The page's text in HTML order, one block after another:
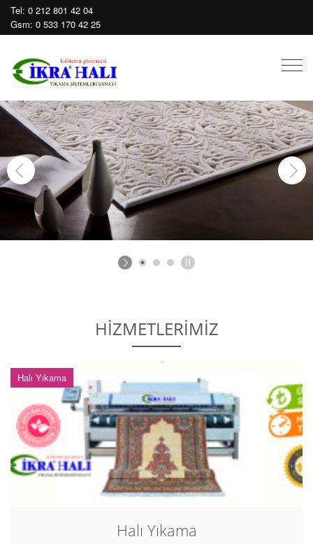
Tel: 0 212 801 42 04
Gsm: 0 533 170 42 25
Mobil
HİZMETLERİMİZ
Halı Yıkama
Halı Yıkama